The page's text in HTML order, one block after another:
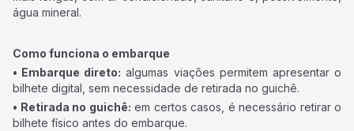
água mineral.
Como funciona o embarque
• Embarque direto: algumas viações permitem apresentar o
bilhete digital, sem necessidade de retirada no guichê.
• Retirada no guichê: em certos casos, é necessário retirar o
bilhete físico antes do embarque.